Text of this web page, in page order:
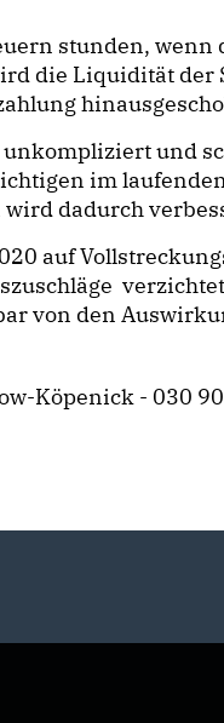
stunden,
die Liquidität
und
im
dadurch
auf
von den
Köpenick - 030